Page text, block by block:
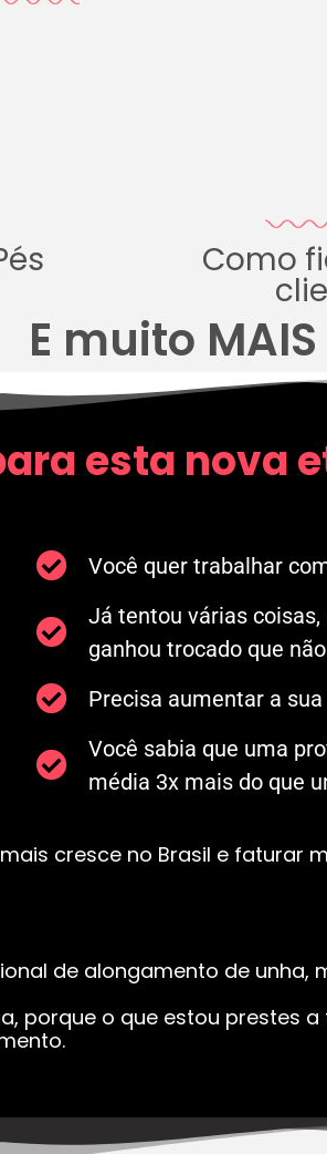
Como
E muito MAIS
esta nova
Você quer trabalhar
Já tentou várias
ganhou trocado que
Precisa aumentar a
Você sabia que uma
média 3x mais do que
cresce no Brasil e faturar
de alongamento de unha,
porque o que estou prestes